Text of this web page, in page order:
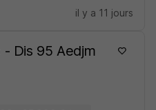
il y a 11 jours
Dis 95 Aedjm